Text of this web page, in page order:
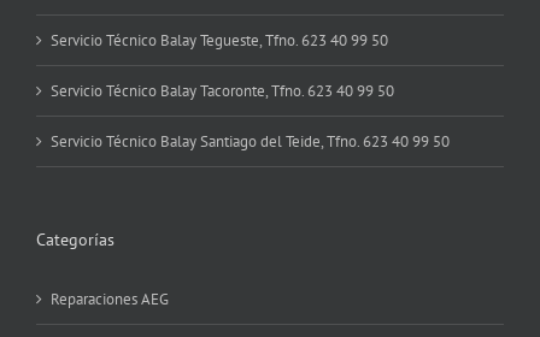
Servicio Técnico Balay Tegueste, Tfno. 623 40 99 50
Servicio Técnico Balay Tacoronte, Tfno. 623 40 99 50
Servicio Técnico Balay Santiago del Teide, Tfno. 623 40 99 50
Categorías
Reparaciones AEG